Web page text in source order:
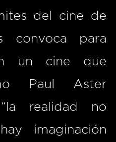
del cine de
para
un cine que
Paul Aster
realidad no
imaginación